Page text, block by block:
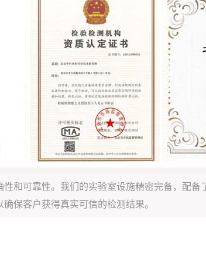
和可靠性。我们的实验室设施精密完备，配
保客户获得真实可信的检测结果。